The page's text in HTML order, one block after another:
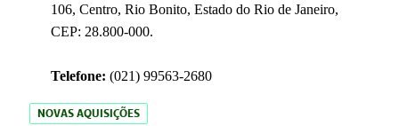
106, Centro, Rio Bonito, Estado do Rio de Janeiro,
CEP: 28.800-000.
Telefone: (021) 99563-2680
NOVAS AQUISIÇÕES